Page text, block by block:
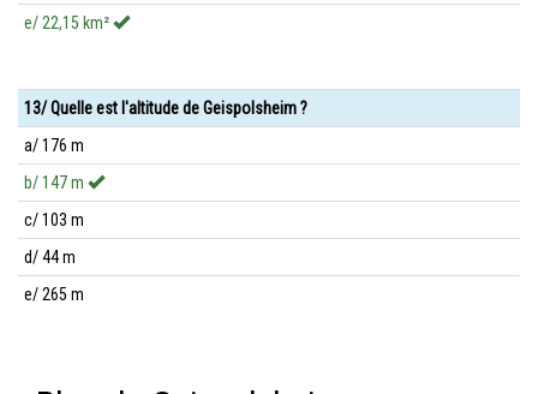
e/ 22,15 km²
13/ Quelle est l'altitude de Geispolsheim ?
a/ 176 m
b/ 147 m
c/ 103 m
d/ 44 m
e/ 265 m